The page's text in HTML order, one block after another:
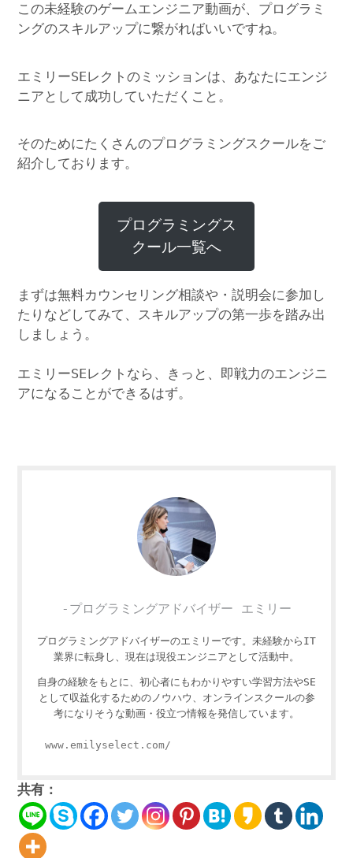
この未経験のゲームエンジニア動画が、プログラミ
ングのスキルアップに繋がればいいですね。
エミリーSEレクトのミッションは、あなたにエンジ
ニアとして成功していただくこと。
そのためにたくさんのプログラミングスクールをご
紹介しております。
プログラミングス
クール一覧へ
まずは無料カウンセリング相談や・説明会に参加し
たりなどしてみて、スキルアップの第一歩を踏み出
しましょう。
エミリーSEレクトなら、きっと、即戦力のエンジニ
アになることができるはず。
-プログラミングアドバイザー エミリー
プログラミングアドバイザーのエミリーです。未経験からIT
業界に転身し、現在は現役エンジニアとして活動中。
自身の経験をもとに、初心者にもわかりやすい学習方法やSE
として収益化するためのノウハウ、オンラインスクールの参
考になりそうな動画・役立つ情報を発信しています。
www.emilyselect.com/
共有：